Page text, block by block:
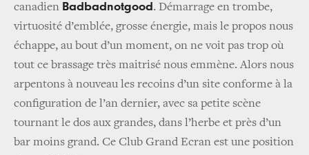
canadien Badbadnotgood . Démarrage en trombe,
virtuosité d’emblée, grosse énergie, mais le propos nous
échappe, au bout d’un moment, on ne voit pas trop où
tout ce brassage très maitrisé nous emmène. Alors nous
arpentons à nouveau les recoins d’un site conforme à la
configuration de l’an dernier, avec sa petite scène
tournant le dos aux grandes, dans l’herbe et près d’un
bar moins grand. Ce Club Grand Ecran est une position